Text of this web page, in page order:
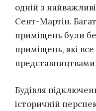
одній з
Сент-Мартін.
приміщень були
приміщень, які
представництвами
Будівля
історичній